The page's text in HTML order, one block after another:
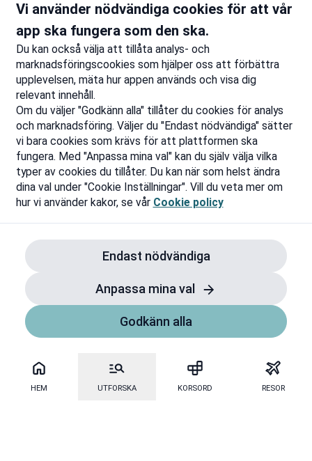
HEM UTFORSKA KORSORD RESOR
Rapportera ett problem
Vi använder nödvändiga cookies för att vår
app ska fungera som den ska.
Du kan också välja att tillåta analys- och
marknadsföringscookies som hjälper oss att förbättra
upplevelsen, mäta hur appen används och visa dig
relevant innehåll.
Om du väljer "Godkänn alla" tillåter du cookies för analys
och marknadsföring. Väljer du "Endast nödvändiga" sätter
vi bara cookies som krävs för att plattformen ska
fungera. Med "Anpassa mina val" kan du själv välja vilka
typer av cookies du tillåter. Du kan när som helst ändra
dina val under "Cookie Inställningar". Vill du veta mer om
hur vi använder kakor, se vår Cookie policy
Endast nödvändiga
Anpassa mina val
Godkänn alla